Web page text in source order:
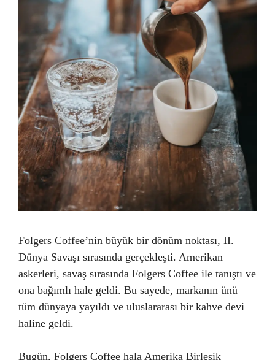
Folgers Coffee’nin büyük bir dönüm noktası, II.
Dünya Savaşı sırasında gerçekleşti. Amerikan
askerleri, savaş sırasında Folgers Coffee ile tanıştı ve
ona bağımlı hale geldi. Bu sayede, markanın ünü
tüm dünyaya yayıldı ve uluslararası bir kahve devi
haline geldi.
Bugün, Folgers Coffee hala Amerika Birleşik